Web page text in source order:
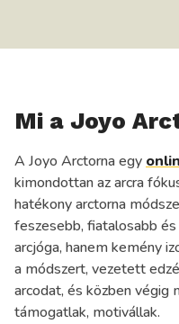
Mi a Joyo
A Joyo Arctorna egy
kimondottan az arcra
hatékony arctorna
feszesebb, fiatalosabb
arcjóga, hanem kemény
a módszert, vezetett
arcodat, és közben végig
támogatlak, motivállak.